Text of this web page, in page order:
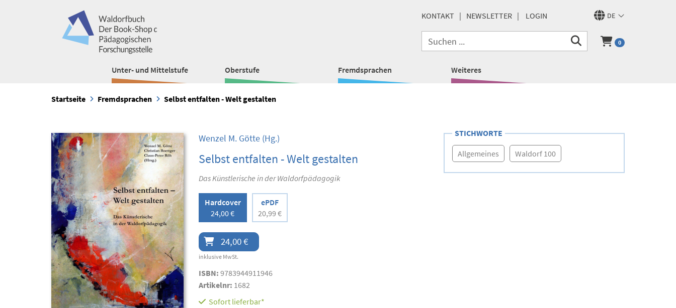
DE
KONTAKT NEWSLETTER LOGIN
0
Unter- und Mittelstufe Oberstufe Fremdsprachen Weiteres
Startseite Fremdsprachen Selbst entfalten - Welt gestalten
Wenzel M. Götte(Hg.)
Selbst entfalten - Welt gestalten
Das Künstlerische in der Waldorfpädagogik
Hardcover
24,00 €
ePDF
20,99 €
24,00 €
inklusive MwSt.
ISBN: 9783944911946
Artikelnr: 1682
Sofort lieferbar*
STICHWORTE
Allgemeines Waldorf 100